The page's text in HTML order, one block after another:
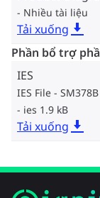
Nhiều tài liệu
Tải xuống
Phần bổ trợ
IES
IES File -
ies 1.9 kB
Tải xuống